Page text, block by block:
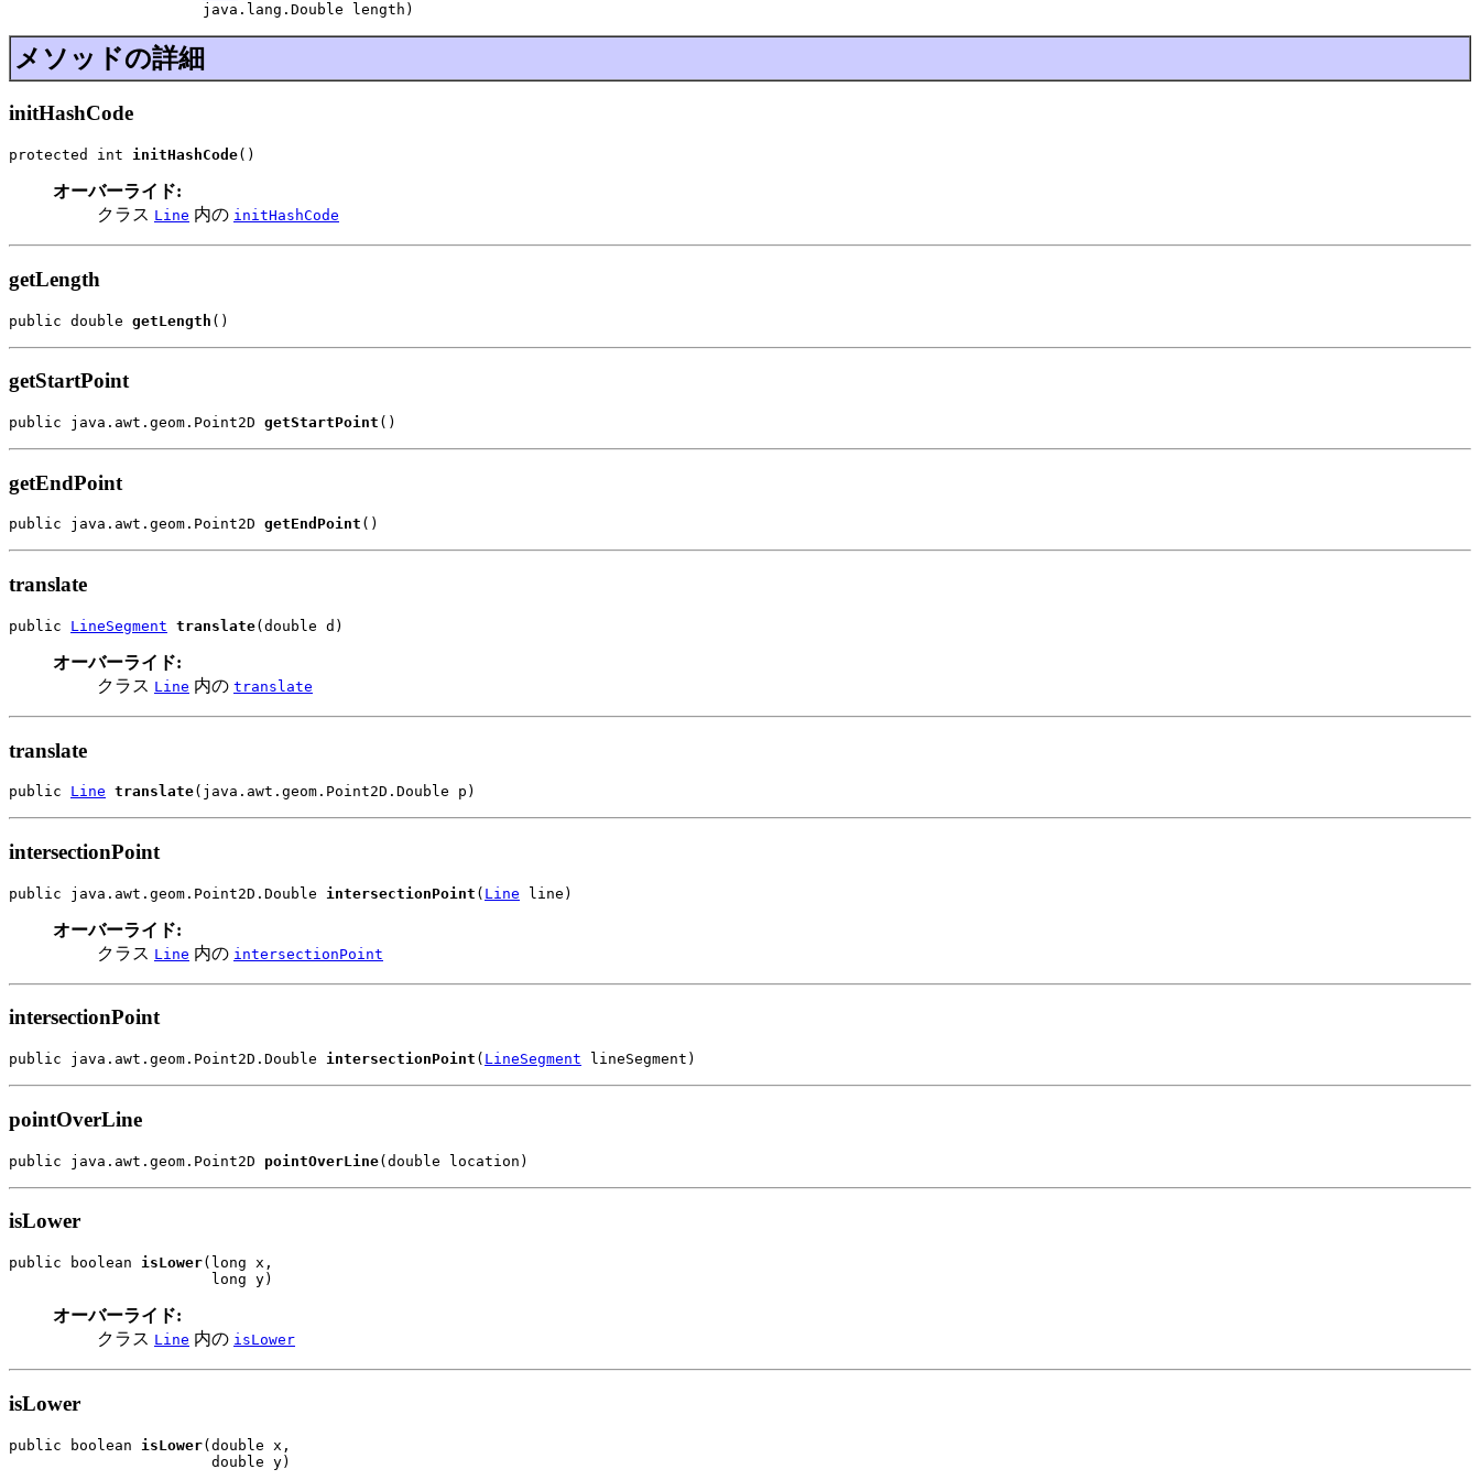
                      java.lang.Double length)
メソッドの詳細
initHashCode
protected int initHashCode()
オーバーライド:
クラス Line 内の initHashCode
getLength
public double getLength ()
getStartPoint
public java.awt.geom.Point2D getStartPoint ()
getEndPoint
public java.awt.geom.Point2D getEndPoint ()
translate
public LineSegment translate(double d)
オーバーライド:
クラス Line 内の translate
translate
public Line translate(java.awt.geom.Point2D.Double p)
intersectionPoint
public java.awt.geom.Point2D.Double intersectionPoint ( Line line)
オーバーライド:
クラス Line 内の intersectionPoint
intersectionPoint
public java.awt.geom.Point2D.Double intersectionPoint ( LineSegment lineSegment)
pointOverLine
public java.awt.geom.Point2D pointOverLine(double location)
isLower
public boolean isLower(long x,
                       long y)
オーバーライド:
クラス Line 内の isLower
isLower
public boolean isLower(double x,
                       double y)